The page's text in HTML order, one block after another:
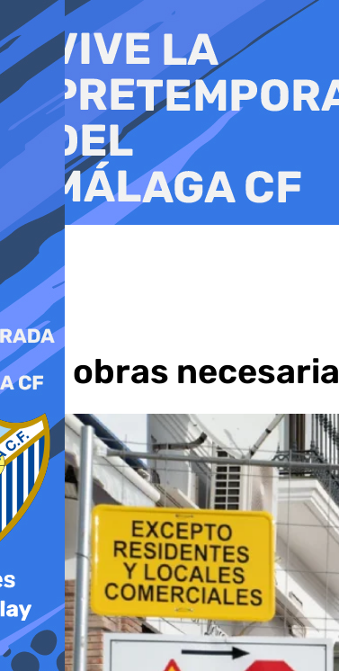
al
contenido
Las obras